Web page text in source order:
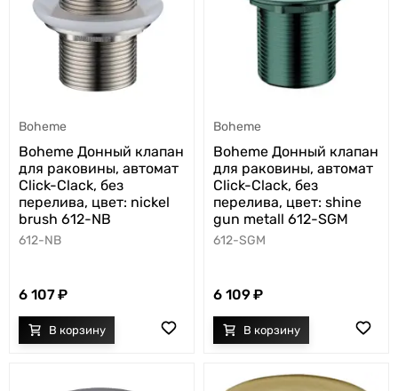
Boheme
Boheme Донный клапан
для раковины, автомат
Click-Clack, без
перелива, цвет: nickel
brush 612-NB
612-NB
6 107
Boheme
Boheme Донный клапан
для раковины, автомат
Click-Clack, без
перелива, цвет: shine
gun metall 612-SGM
612-SGM
6 109